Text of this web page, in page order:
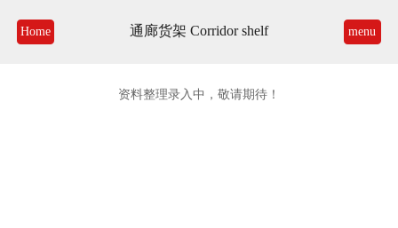
Home 通廊货架 Corridor shelf menu
资料整理录入中，敬请期待！